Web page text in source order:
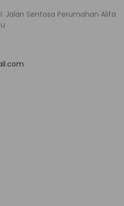
Jalan Sentosa Perumahan Alifa